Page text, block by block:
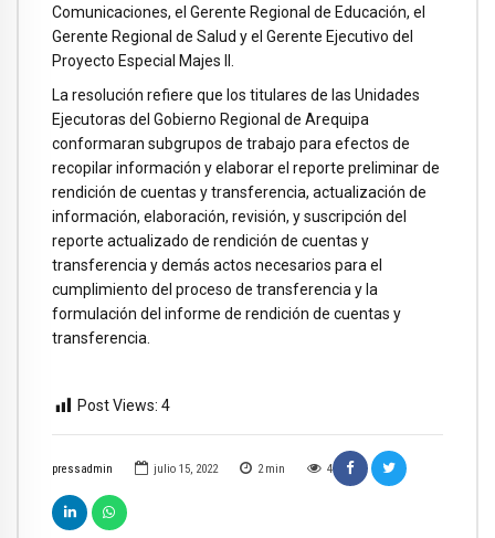
pressadmin julio 15, 2022 2 min 4
Comunicaciones, el Gerente Regional de Educación, el
Gerente Regional de Salud y el Gerente Ejecutivo del
Proyecto Especial Majes II.
La resolución refiere que los titulares de las Unidades
Ejecutoras del Gobierno Regional de Arequipa
conformaran subgrupos de trabajo para efectos de
recopilar información y elaborar el reporte preliminar de
rendición de cuentas y transferencia, actualización de
información, elaboración, revisión, y suscripción del
reporte actualizado de rendición de cuentas y
transferencia y demás actos necesarios para el
cumplimiento del proceso de transferencia y la
formulación del informe de rendición de cuentas y
transferencia.
Post Views: 4